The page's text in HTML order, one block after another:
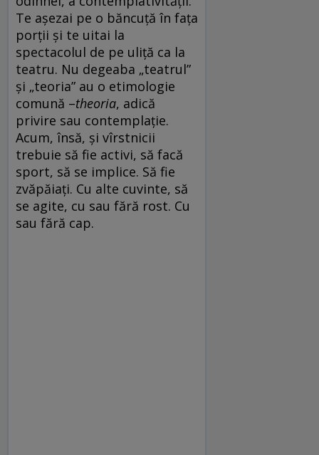
Te așezai pe o băncuță în fața
porții și te uitai la
spectacolul de pe uliță ca la
teatru. Nu degeaba „teatrul”
și „teoria” au o etimologie
comună –theoria, adică
privire sau contemplație.
Acum, însă, și vîrstnicii
trebuie să fie activi, să facă
sport, să se implice. Să fie
zvăpăiați. Cu alte cuvinte, să
se agite, cu sau fără rost. Cu
sau fără cap.